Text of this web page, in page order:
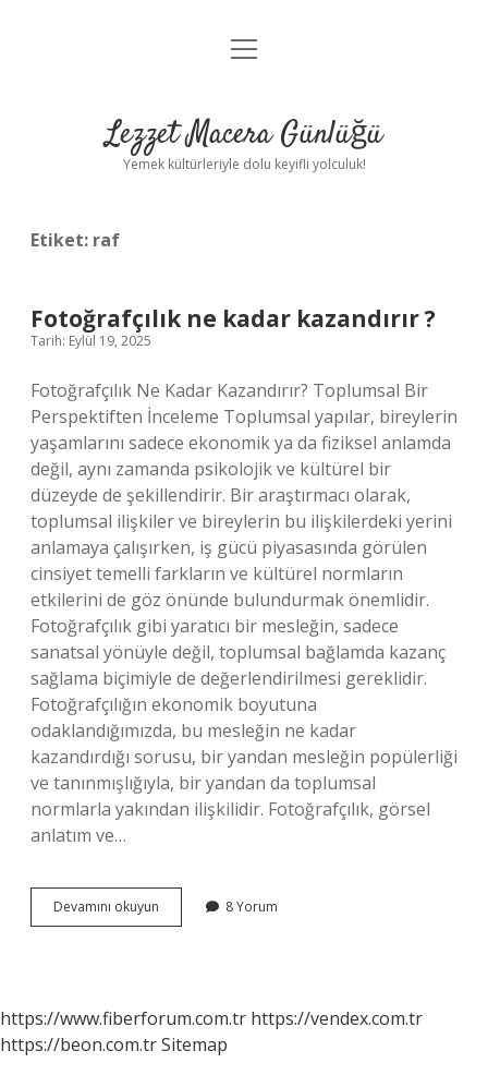
Anasayfa
Yasal Uyarı
menüyü
Lezzet Macera Günlüğü
Yemek kültürleriyle dolu keyifli yolculuk!
Etiket: raf
Fotoğrafçılık ne kadar kazandırır ?
Tarih: Eylül 19, 2025
Fotoğrafçılık Ne Kadar Kazandırır? Toplumsal Bir
Perspektiften İnceleme Toplumsal yapılar, bireylerin
yaşamlarını sadece ekonomik ya da fiziksel anlamda
değil, aynı zamanda psikolojik ve kültürel bir
düzeyde de şekillendirir. Bir araştırmacı olarak,
toplumsal ilişkiler ve bireylerin bu ilişkilerdeki yerini
anlamaya çalışırken, iş gücü piyasasında görülen
cinsiyet temelli farkların ve kültürel normların
etkilerini de göz önünde bulundurmak önemlidir.
Fotoğrafçılık gibi yaratıcı bir mesleğin, sadece
sanatsal yönüyle değil, toplumsal bağlamda kazanç
sağlama biçimiyle de değerlendirilmesi gereklidir.
Fotoğrafçılığın ekonomik boyutuna
odaklandığımızda, bu mesleğin ne kadar
kazandırdığı sorusu, bir yandan mesleğin popülerliği
ve tanınmışlığıyla, bir yandan da toplumsal
normlarla yakından ilişkilidir. Fotoğrafçılık, görsel
anlatım ve…
Devamını okuyun Fotoğrafçılık
ne
8 Yorum
https://www.fiberforum.com.tr https://vendex.com.tr
https://beon.com.trSitemap